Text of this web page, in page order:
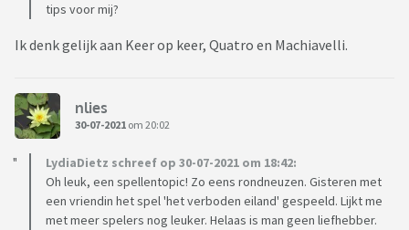
tips voor mij?
Ik denk gelijk aan Keer op keer, Quatro en Machiavelli.
nlies
30-07-2021 om 20:02
LydiaDietz schreef op 30-07-2021 om 18:42:
Oh leuk, een spellentopic! Zo eens rondneuzen. Gisteren met
een vriendin het spel 'het verboden eiland' gespeeld. Lijkt me
met meer spelers nog leuker. Helaas is man geen liefhebber.